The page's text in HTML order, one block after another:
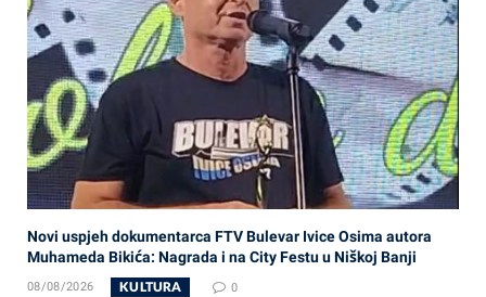
Novi uspjeh dokumentarca FTV Bulevar Ivice Osima autora
Muhameda Bikića: Nagrada i na City Festu u Niškoj Banji
08/08/2026 KULTURA 0